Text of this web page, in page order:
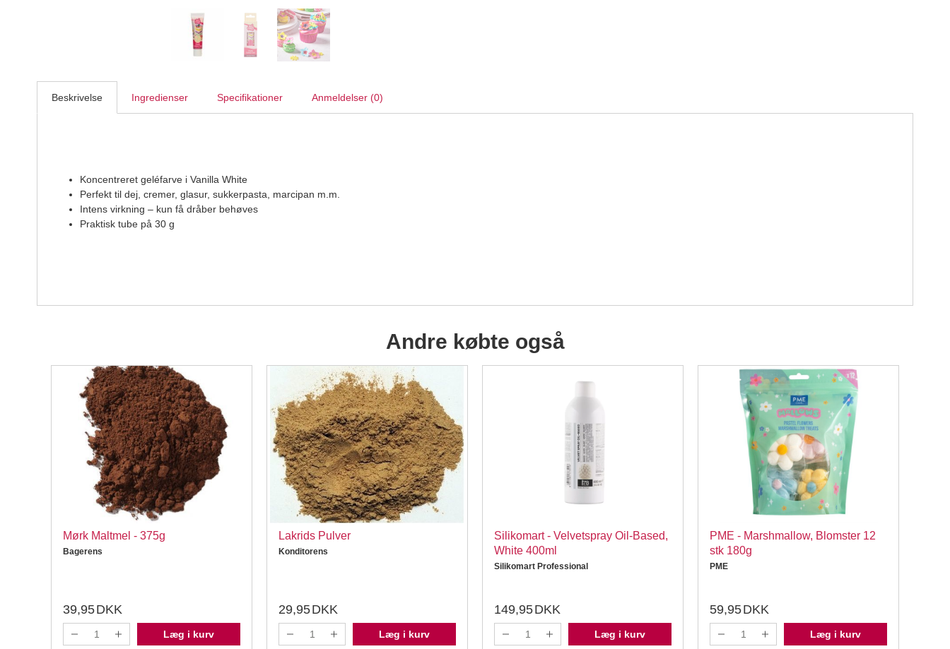
Beskrivelse Ingredienser Specifikationer Anmeldelser (0)
Koncentreret geléfarve i Vanilla White
Perfekt til dej, cremer, glasur, sukkerpasta, marcipan m.m.
Intens virkning – kun få dråber behøves
Praktisk tube på 30 g
Andre købte også
Mørk Maltmel - 375g
Bagerens
39,95DKK
Læg i kurv
Lakrids Pulver
Konditorens
29,95DKK
Læg i kurv
Silikomart - Velvetspray Oil-Based,
White 400ml
Silikomart Professional
149,95DKK
Læg i kurv
PME - Marshmallow, Blomster 12
stk 180g
PME
59,95DKK
Læg i kurv